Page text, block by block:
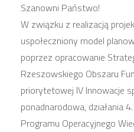
Szanowni Państwo!
W związku z realizacją
uspołeczniony model
poprzez opracowanie
Rzeszowskiego Obszaru
priorytetowej IV Innowacje
ponadnarodowa, działania
Programu Operacyjnego